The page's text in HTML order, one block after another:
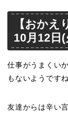
【おか
10月12日(
仕事がうまくい
もないようですね
友達からは辛い